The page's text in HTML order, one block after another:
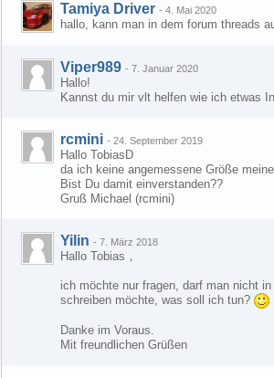
Tamiya Driver - 4. Mai 2020
hallo, kann man in dem forum threads
Viper989 - 7. Januar 2020
Hallo!
Kannst du mir vlt helfen wie ich etwas
rcmini - 24. September 2019
Hallo TobiasD
da ich keine angemessene Größe
Bist Du damit einverstanden??
Gruß Michael (rcmini)
Yilin - 7. März 2018
Hallo Tobias，
ich möchte nur fragen, darf man nicht
schreiben möchte, was soll ich tun?
Danke im Voraus.
Mit freundlichen Grüßen